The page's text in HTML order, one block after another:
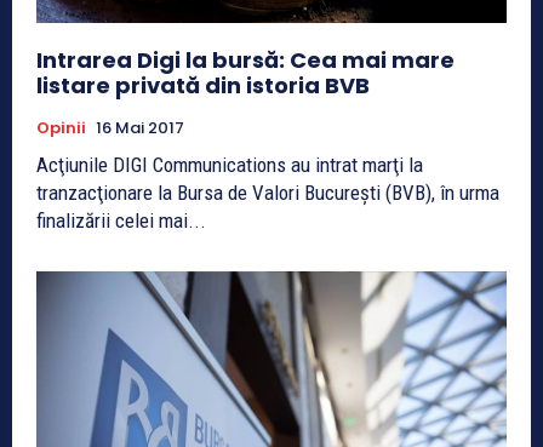
Intrarea Digi la bursă: Cea mai mare
listare privată din istoria BVB
Opinii 16 Mai 2017
Acţiunile DIGI Communications au intrat marţi la
tranzacţionare la Bursa de Valori Bucureşti (BVB), în urma
finalizării celei mai...